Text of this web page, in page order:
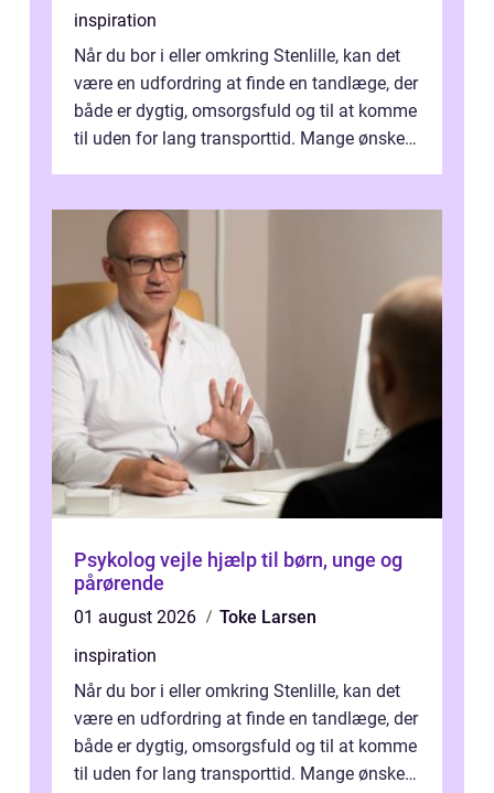
inspiration
Når du bor i eller omkring Stenlille, kan det
være en udfordring at finde en tandlæge, der
både er dygtig, omsorgsfuld og til at komme
til uden for lang transporttid. Mange ønsker
Psykolog vejle hjælp til børn, unge og
pårørende
01 august 2026
Toke Larsen
inspiration
Når du bor i eller omkring Stenlille, kan det
være en udfordring at finde en tandlæge, der
både er dygtig, omsorgsfuld og til at komme
til uden for lang transporttid. Mange ønsker